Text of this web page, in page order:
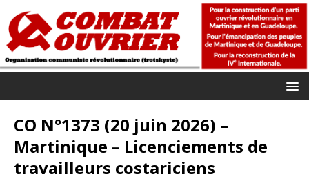
CO N°1373 (20 juin 2026) –
Martinique – Licenciements de
travailleurs costariciens